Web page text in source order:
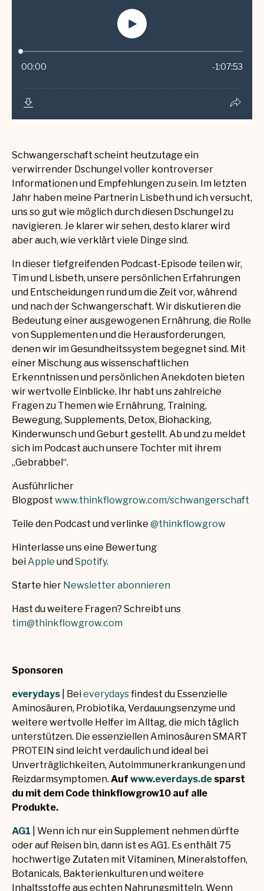
Schwangerschaft scheint heutzutage ein
verwirrender Dschungel voller kontroverser
Informationen und Empfehlungen zu sein. Im letzten
Jahr haben meine Partnerin Lisbeth und ich versucht,
uns so gut wie möglich durch diesen Dschungel zu
navigieren. Je klarer wir sehen, desto klarer wird
aber auch, wie verklärt viele Dinge sind.
In dieser tiefgreifenden Podcast-Episode teilen wir,
Tim und Lisbeth, unsere persönlichen Erfahrungen
und Entscheidungen rund um die Zeit vor, während
und nach der Schwangerschaft. Wir diskutieren die
Bedeutung einer ausgewogenen Ernährung, die Rolle
von Supplementen und die Herausforderungen,
denen wir im Gesundheitssystem begegnet sind. Mit
einer Mischung aus wissenschaftlichen
Erkenntnissen und persönlichen Anekdoten bieten
wir wertvolle Einblicke. Ihr habt uns zahlreiche
Fragen zu Themen wie Ernährung, Training,
Bewegung, Supplements, Detox, Biohacking,
Kinderwunsch und Geburt gestellt. Ab und zu meldet
sich im Podcast auch unsere Tochter mit ihrem
„Gebrabbel“.
Ausführlicher
Blogpost www.thinkflowgrow.com/schwangerschaft
Teile den Podcast und verlinke @thinkflowgrow
Hinterlasse uns eine Bewertung
beiApple und Spotify.
Starte hier Newsletter abonnieren
Hast du weitere Fragen? Schreibt uns
tim@thinkflowgrow.com
Sponsoren
everydays | Beieverydaysfindest du Essenzielle
Aminosäuren, Probiotika, Verdauungsenzyme und
weitere wertvolle Helfer im Alltag, die mich täglich
unterstützen. Die essenziellen Aminosäuren SMART
PROTEIN sind leicht verdaulich und ideal bei
Unverträglichkeiten, Autoimmunerkrankungen und
Reizdarmsymptomen. Auf www.everdays.de sparst
du mit dem Code thinkflowgrow10 auf alle
Produkte.
AG1 | Wenn ich nur ein Supplement nehmen dürfte
oder auf Reisen bin, dann ist es AG1. Es enthält 75
hochwertige Zutaten mit Vitaminen, Mineralstoffen,
Botanicals, Bakterienkulturen und weitere
Inhaltsstoffe aus echten Nahrungsmitteln. Wenn